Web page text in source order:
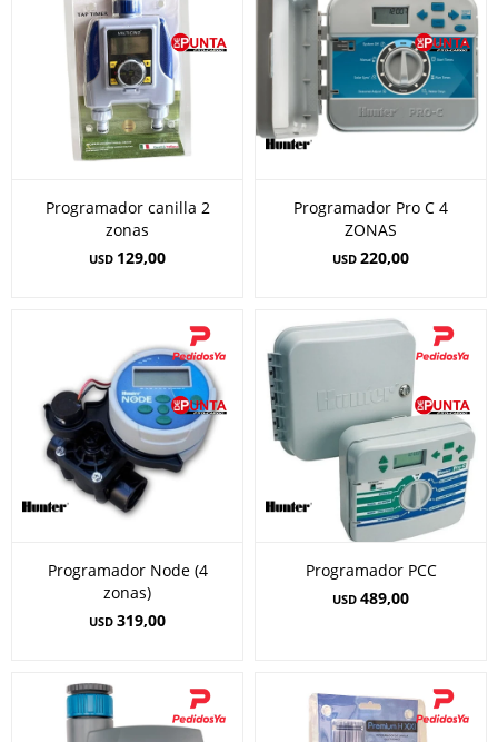
Programador canilla 2
zonas
USD 129,00
Programador Pro C 4
ZONAS
USD 220,00
Programador Node (4
zonas)
USD 319,00
Programador PCC
USD 489,00